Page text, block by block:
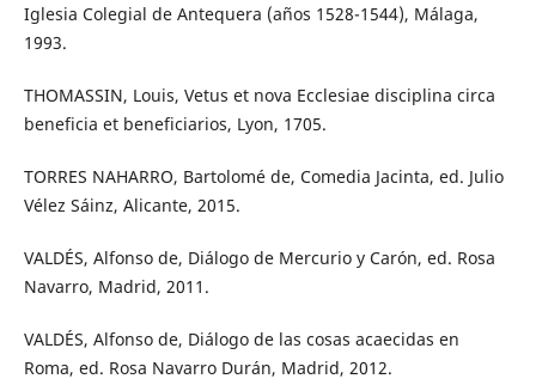
Iglesia Colegial de Antequera (años 1528-1544), Málaga,
1993.
THOMASSIN, Louis, Vetus et nova Ecclesiae disciplina circa
beneficia et beneficiarios, Lyon, 1705.
TORRES NAHARRO, Bartolomé de, Comedia Jacinta, ed. Julio
Vélez Sáinz, Alicante, 2015.
VALDÉS, Alfonso de, Diálogo de Mercurio y Carón, ed. Rosa
Navarro, Madrid, 2011.
VALDÉS, Alfonso de, Diálogo de las cosas acaecidas en
Roma, ed. Rosa Navarro Durán, Madrid, 2012.